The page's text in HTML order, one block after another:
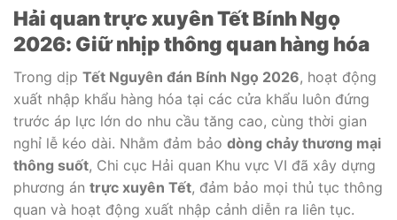
Hải quan trực xuyên Tết Bính Ngọ
2026: Giữ nhịp thông quan hàng hóa
Trong dịp Tết Nguyên đán Bính Ngọ 2026, hoạt động
xuất nhập khẩu hàng hóa tại các cửa khẩu luôn đứng
trước áp lực lớn do nhu cầu tăng cao, cùng thời gian
nghỉ lễ kéo dài. Nhằm đảm bảo dòng chảy thương mại
thông suốt, Chi cục Hải quan Khu vực VI đã xây dựng
phương án trực xuyên Tết, đảm bảo mọi thủ tục thông
quan và hoạt động xuất nhập cảnh diễn ra liên tục.